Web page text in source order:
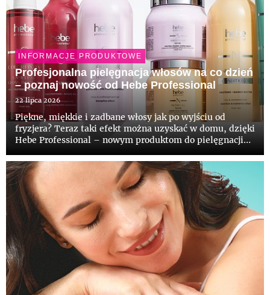
INFORMACJE PRODUKTOWE
Profesjonalna pielęgnacja włosów na co dzień
– poznaj nowość od Hebe Professional
22 lipca 2026
Piękne, miękkie i zadbane włosy jak po wyjściu od
fryzjera? Teraz taki efekt można uzyskać w domu, dzięki
Hebe Professional – nowym produktom do pielęgnacji
braku objętości, przez puszenie, regenerację, ochronę
koloru po...